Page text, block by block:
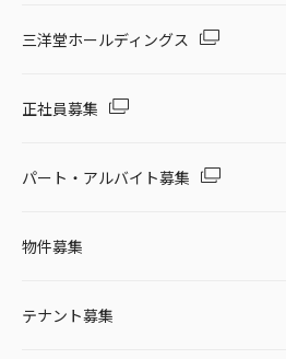
三洋堂ホールディングス
正社員募集
パート・アルバイト募集
物件募集
テナント募集